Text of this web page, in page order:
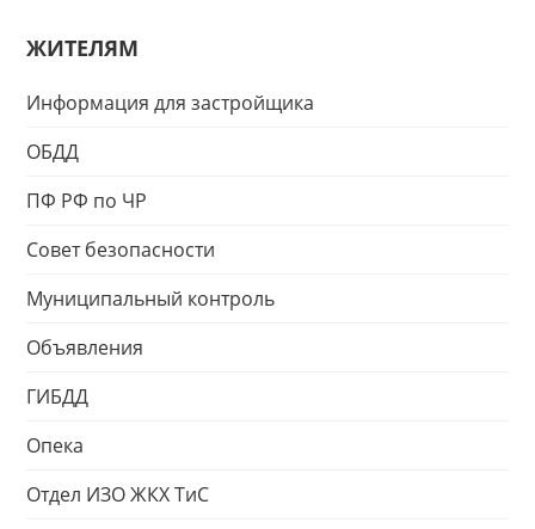
ЖИТЕЛЯМ
Информация для застройщика
ОБДД
ПФ РФ по ЧР
Совет безопасности
Муниципальный контроль
Объявления
ГИБДД
Опека
Отдел ИЗО ЖКХ ТиС